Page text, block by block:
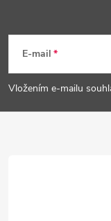
p
a
E-mail
Vložením e-mailu